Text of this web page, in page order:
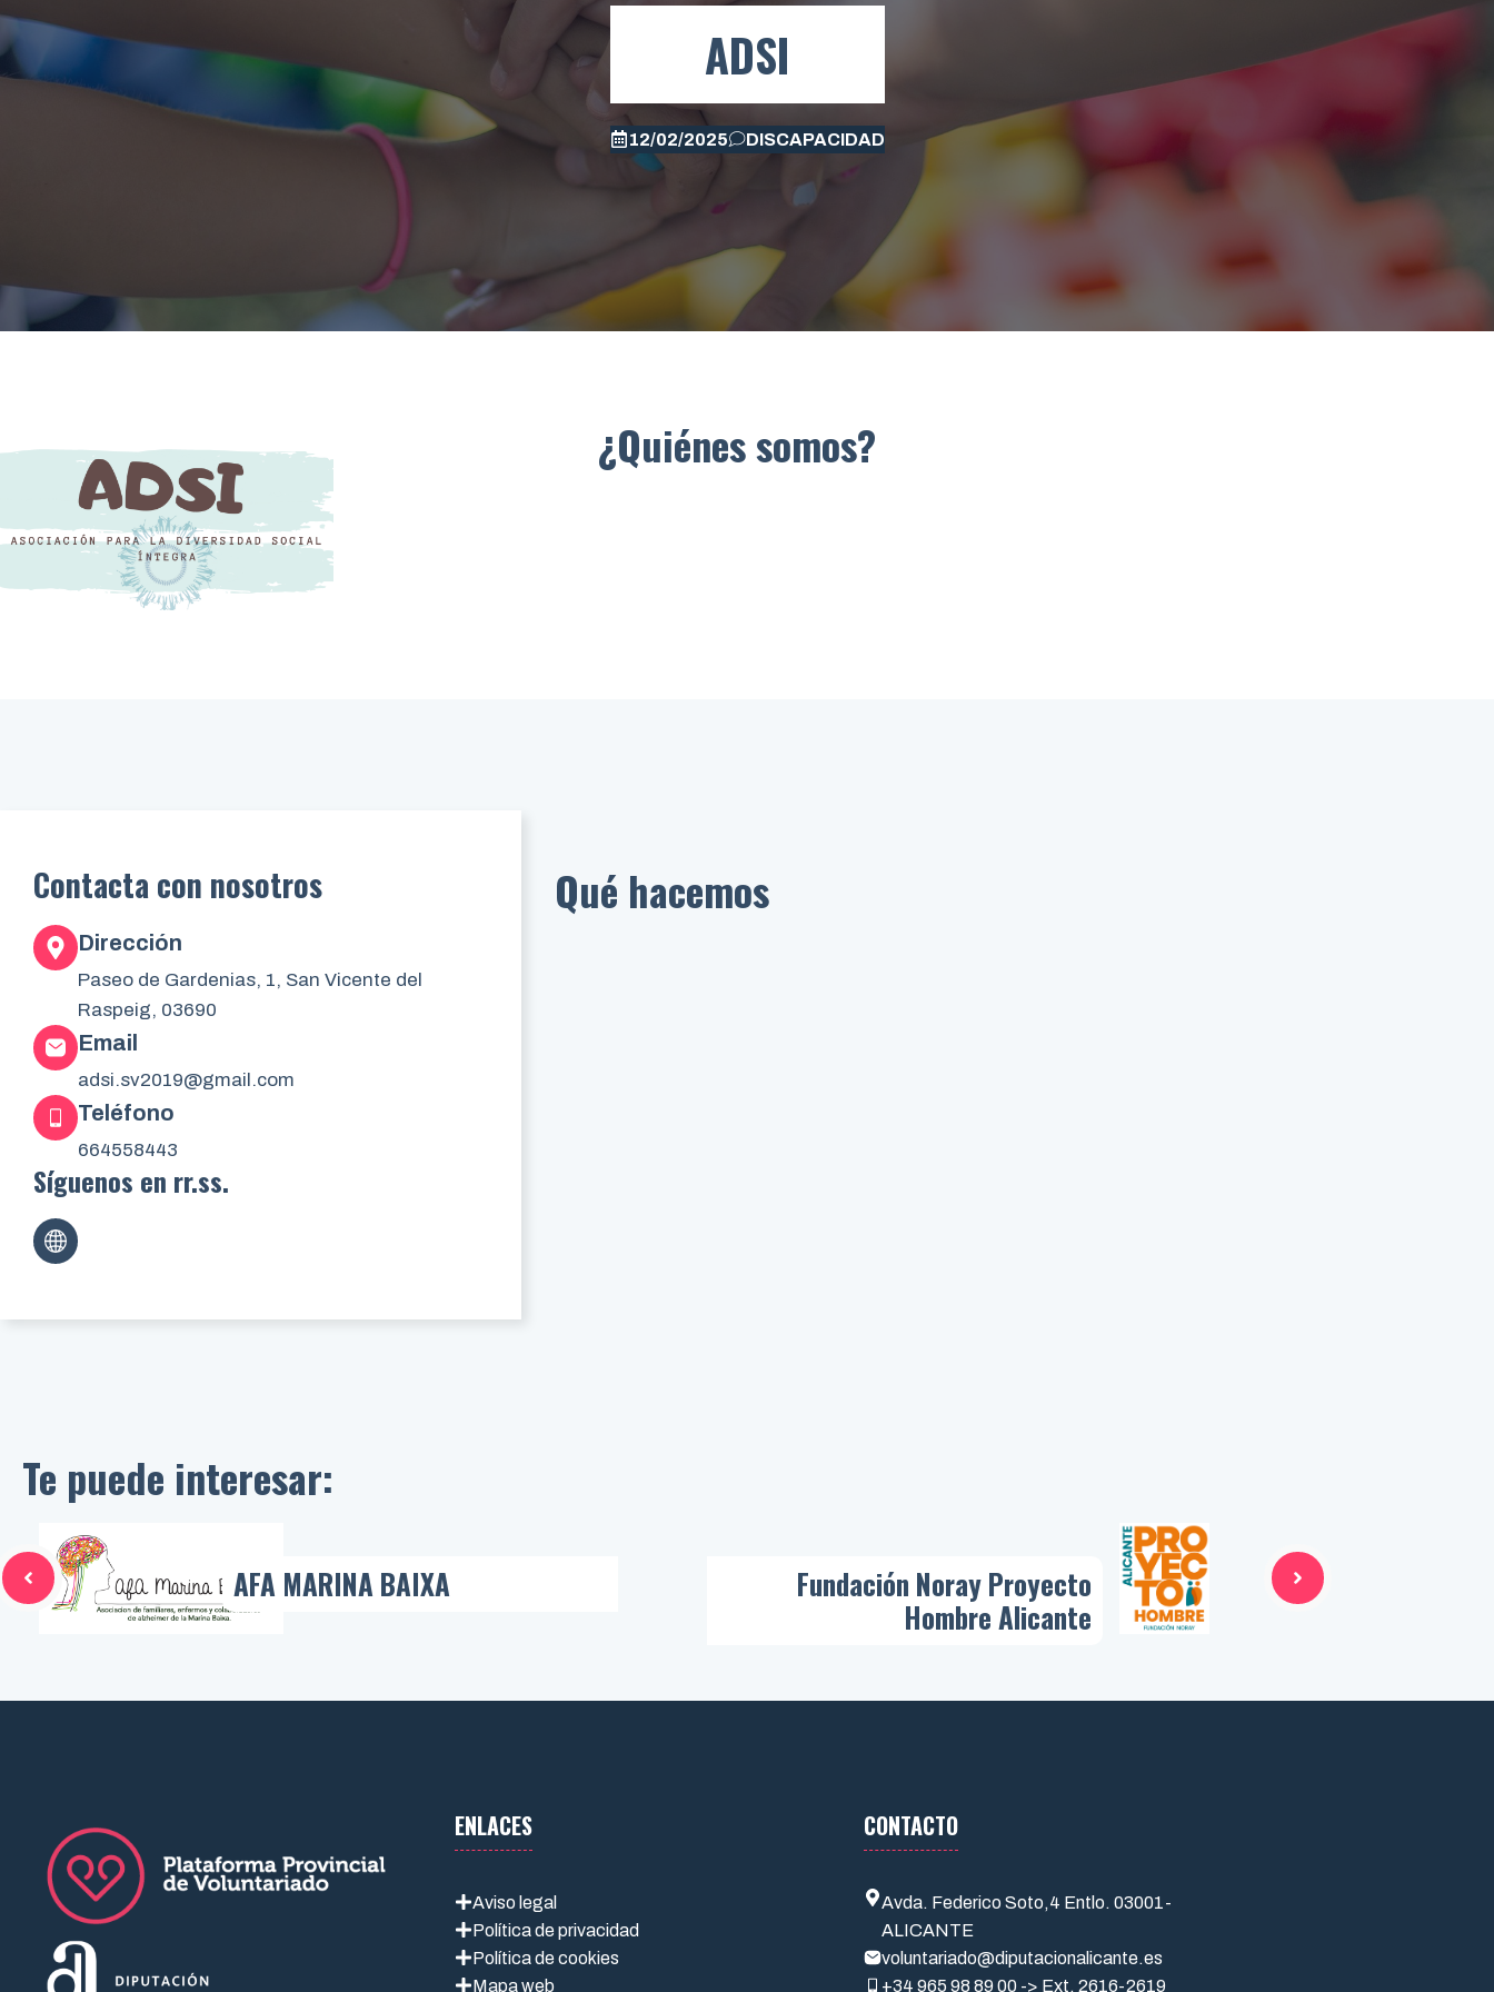
ADSI
12/02/2025 DISCAPACIDAD
¿Quiénes somos?
Contacta con nosotros
Dirección
Paseo de Gardenias, 1, San Vicente del
Raspeig, 03690
Email
adsi.sv2019@gmail.com
Teléfono
664558443
Síguenos en rr.ss.
Qué hacemos
Te puede interesar:
AFA MARINA BAIXA
Fundación Noray Proyecto
Hombre Alicante
ENLACES
Aviso legal
Política de privacidad
Política de cookies
Mapa web
CONTACTO
Avda. Federico Soto,4 Entlo. 03001-
ALICANTE
voluntariado@diputacionalicante.es
+34965 98 89 00 -> Ext. 2616-2619